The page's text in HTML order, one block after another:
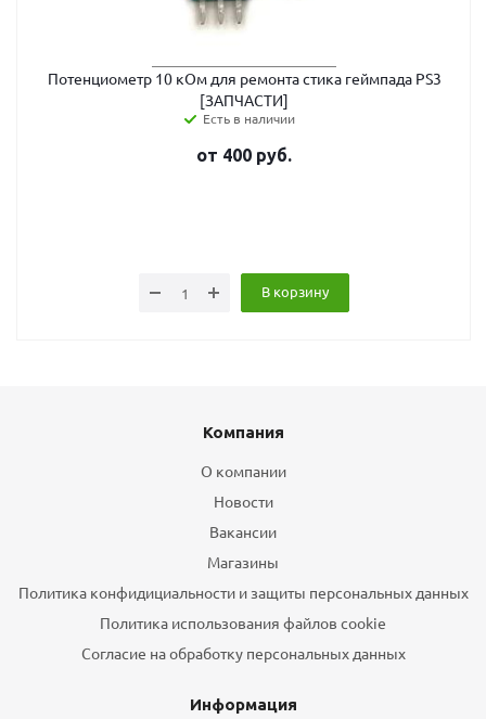
Потенциометр 10 кОм для ремонта стика геймпада PS3
[ЗАПЧАСТИ]
Есть в наличии
от 400 руб.
В корзину
Компания
О компании
Новости
Вакансии
Магазины
Политика конфидициальности и защиты персональных данных
Политика использования файлов cookie
Согласие на обработку персональных данных
Информация